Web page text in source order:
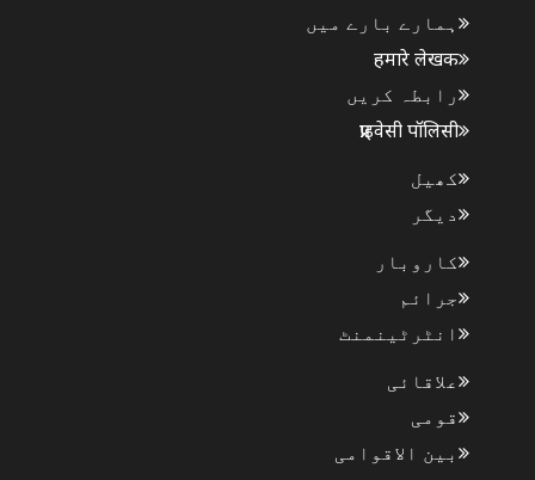
ہمارے بارے میں
हमारे लेखक
رابطہ کریں
प्राइवेसी पॉलिसी
کھیل
دیگر
کاروبار
جرائم
انٹرٹینمنٹ
علاقائی
قومی
بین الاقوامی